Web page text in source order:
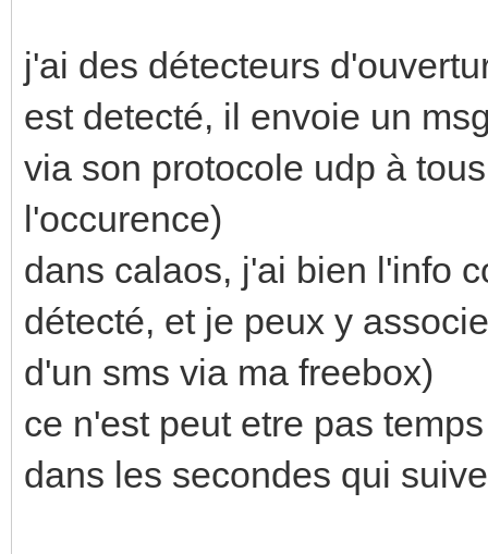
j'ai des détecteurs
est detecté, il envoie un
via son protocole udp à
l'occurence)
dans calaos, j'ai bien l'info
détecté, et je peux y
d'un sms via ma freebox)
ce n'est peut etre pas
dans les secondes qui